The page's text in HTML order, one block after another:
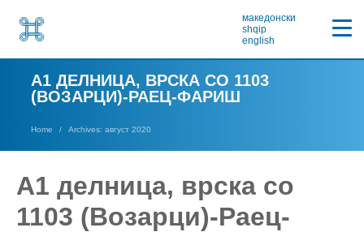
македонски
shqip
english
A1 ДЕЛНИЦА, ВРСКА СО 1103
(ВОЗАРЦИ)-РАЕЦ-ФАРИШ
Home Archives: август 2020
A1 делница, врска со
1103 (Возарци)-Раец-